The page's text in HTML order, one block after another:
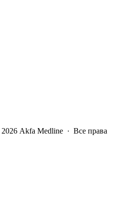
2026 Akfa Medline · Все права